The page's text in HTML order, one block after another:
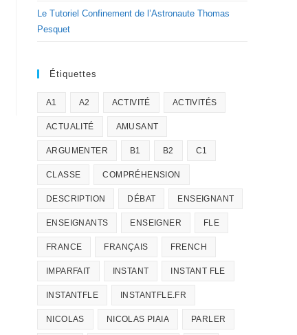
Le Tutoriel Confinement de l’Astronaute Thomas
Pesquet
Étiquettes
A1 A2 ACTIVITÉ ACTIVITÉS
ACTUALITÉ AMUSANT
ARGUMENTER B1 B2 C1
CLASSE COMPRÉHENSION
DESCRIPTION DÉBAT ENSEIGNANT
ENSEIGNANTS ENSEIGNER FLE
FRANCE FRANÇAIS FRENCH
IMPARFAIT INSTANT INSTANT FLE
INSTANTFLE INSTANTFLE.FR
NICOLAS NICOLAS PIAIA PARLER